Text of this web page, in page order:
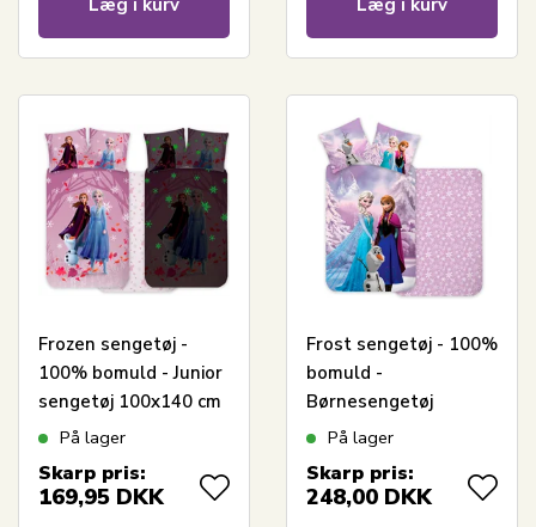
Læg i kurv Læg i kurv
Frozen sengetøj -
100% bomuld - Junior
sengetøj 100x140 cm
- Lyserød -
sengesæt
På lager
Skarp pris:
169,95 DKK
Frost sengetøj - 100%
bomuld -
Børnesengetøj
140x200 cm - Lilla
Olaf
På lager
Skarp pris:
248,00 DKK